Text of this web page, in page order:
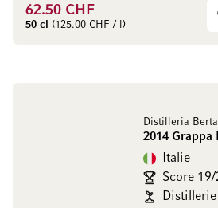
62.50 CHF
50 cl (125.00 CHF / l)
Distilleria Berta
2014 Grappa
Italie
Score 19/